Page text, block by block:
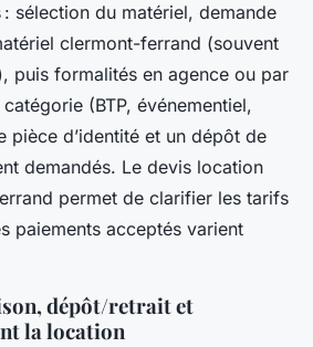
sélection du matériel, demande
clermont-ferrand (souvent
puis formalités en agence ou par
(BTP, événementiel,
pièce d’identité et un dépôt de
demandés. Le devis location
permet de clarifier les tarifs
paiements acceptés varient
dépôt/retrait et
la location